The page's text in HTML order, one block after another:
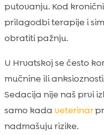
putovanju. Kod
prilagodbi terapije i
obratiti pažnju.
U Hrvatskoj se često
mučnine ili
Sedacija nije naš prvi
samo kada veterinar
nadmašuju rizike.